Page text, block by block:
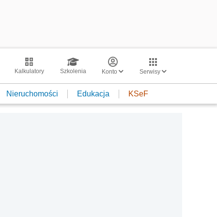
Kalkulatory Szkolenia Konto Serwisy
Nieruchomości Edukacja KSeF